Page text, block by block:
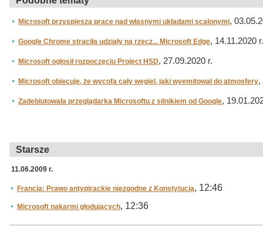
Microsoft przyspiesza prace nad własnymi układami scalonymi,
Google Chrome straciła udziały na rzecz... Microsoft Edge, 14.11.2020 r.
Microsoft ogłosił rozpoczęciu Project HSD, 27.09.2020 r.
Microsoft obiecuje, że wycofa cały węgiel, jaki wyemitował do atmosfery,
Zadebiutowała przeglądarka Microsoftu z silnikiem od Google,
Starsze
11.06.2009 r.
Francja: Prawo antypirackie niezgodne z Konstytucją, 12:46
Microsoft nakarmi głodujących, 12:36